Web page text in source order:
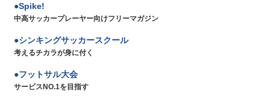
Spike!
中高サッカープレーヤー向けフリーマガジン
シンキングサッカースクール
考えるチカラが身に付く
フットサル大会
サービスNO.1を目指す